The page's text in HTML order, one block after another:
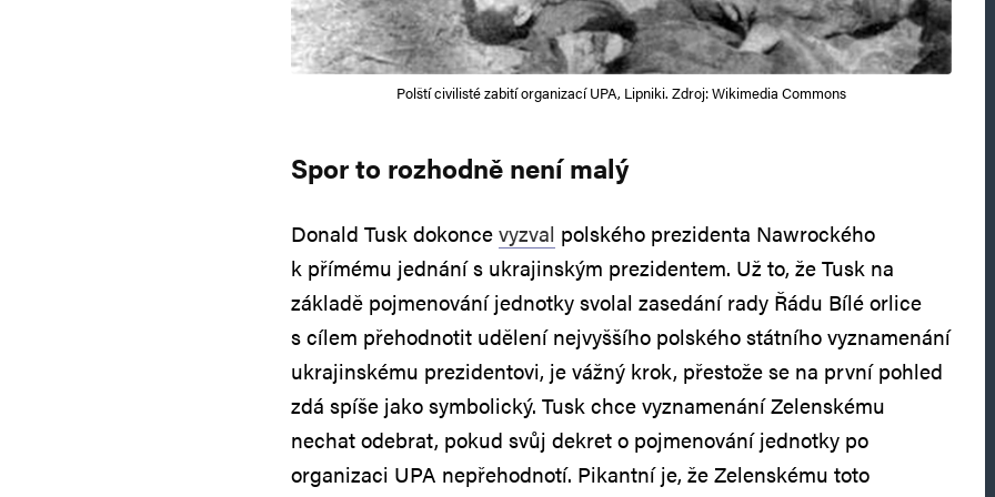
Polští civilisté zabití organizací UPA, Lipniki. Zdroj: Wikimedia Commons
Spor to rozhodně není malý
Donald Tusk dokoncevyzval polského prezidenta Nawrockého
k přímému jednání s ukrajinským prezidentem. Už to, že Tusk na
základě pojmenování jednotky svolal zasedání rady Řádu Bílé orlice
s cílem přehodnotit udělení nejvyššího polského státního vyznamenání
ukrajinskému prezidentovi, je vážný krok, přestože se na první pohled
zdá spíše jako symbolický. Tusk chce vyznamenání Zelenskému
nechat odebrat, pokud svůj dekret o pojmenování jednotky po
organizaci UPA nepřehodnotí. Pikantní je, že Zelenskému toto